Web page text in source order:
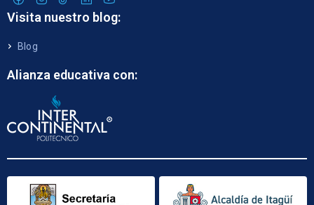
Visita nuestro blog:
Blog
Alianza educativa con: